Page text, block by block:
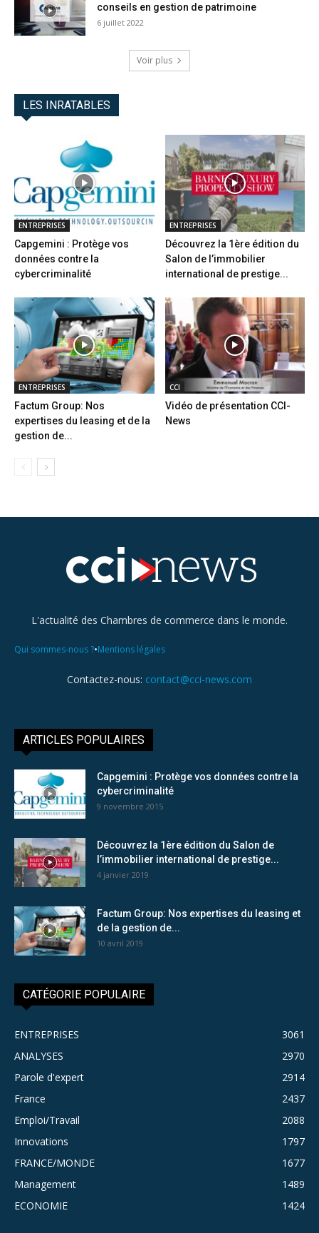
conseils en gestion de patrimoine
6 juillet 2022
Voir plus
LES INRATABLES
ENTREPRISES
Capgemini : Protège vos
données contre la
cybercriminalité
ENTREPRISES
Découvrez la 1ère édition du
Salon de l’immobilier
international de prestige...
ENTREPRISES
Factum Group: Nos
expertises du leasing et de la
gestion de...
CCI
Vidéo de présentation CCI-
News
L'actualité des Chambres de commerce dans le monde.
Qui sommes-nous ?•Mentions légales
Contactez-nous: contact@cci-news.com
ARTICLES POPULAIRES
Capgemini : Protège vos données contre la
cybercriminalité
9 novembre 2015
Découvrez la 1ère édition du Salon de
l’immobilier international de prestige...
4 janvier 2019
Factum Group: Nos expertises du leasing et
de la gestion de...
10 avril 2019
CATÉGORIE POPULAIRE
ENTREPRISES
3061
ANALYSES
2970
Parole d'expert
2914
France
2437
Emploi/Travail
2088
Innovations
1797
FRANCE/MONDE
1677
Management
1489
ECONOMIE
1424